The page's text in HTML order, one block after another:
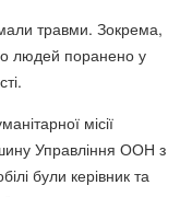
травми. Зокрема,
людей поранено у
місії
Управління ООН з
були керівник та